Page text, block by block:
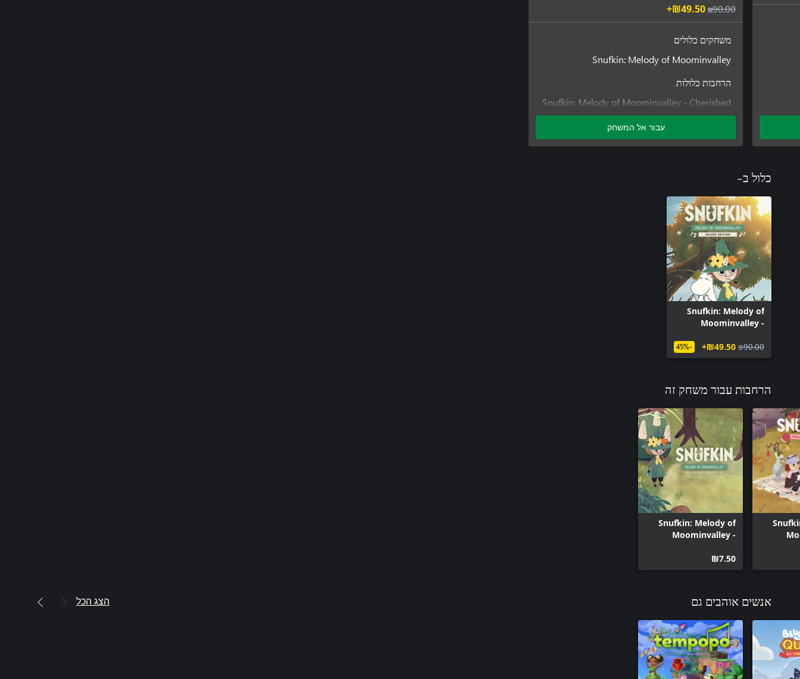
‪₪‎90.00‬
‪₪‎49.50‬+
משחקים כלולים
Snufkin: Melody of Moominvalley
הרחבות כלולות
Snufkin: Melody of Moominvalley - Cherished
Keepsakes
Snufkin: Melody of Moominvalley - Fuddlers
Courtship
עבור אל המשחק
כלול ב-
Snufkin: Melody of
Moominvalley -
‪₪‎90.00‬
‪₪‎49.50‬+
-45%
הרחבות עבור משחק זה
Snufkin: Melody of
Moominvalley -
‪₪‎7.50‬
אנשים אוהבים גם הצג הכל